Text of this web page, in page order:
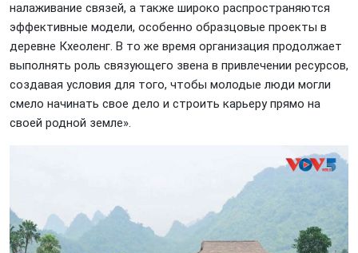
налаживание связей, а также широко распространяются
эффективные модели, особенно образцовые проекты в
деревне Кхеоленг. В то же время организация продолжает
выполнять роль связующего звена в привлечении ресурсов,
создавая условия для того, чтобы молодые люди могли
смело начинать свое дело и строить карьеру прямо на
своей родной земле».